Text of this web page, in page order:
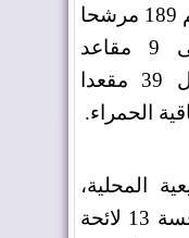
الاستحقاقات 21 لائحة تضم 189 مرشحا
ومرشحة، يتنافسون على 9 مقاعد
مخصصة للإقليم من أصل 39 مقعدا
الحمراء.
المحلية،
فقد بلغ عدد اللوائح المتنافسة 13 لائحة